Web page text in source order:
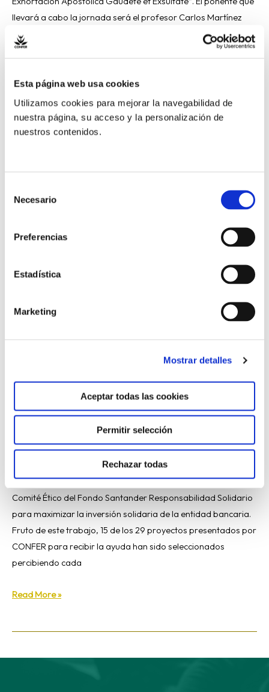
Esta página web usa cookies
Utilizamos cookies para mejorar la navegabilidad de
nuestra página, su acceso y la personalización de
nuestros contenidos.
Necesario
Preferencias
Estadística
Marketing
Mostrar detalles
Aceptar todas las cookies
Permitir selección
Rechazar todas
llevará a cabo la jornada será el profesor Carlos Martínez
Oliveras, Director del Instituto Teológico de Vida
Banco Santander dona
a la CONFER 633.000
euros para 15 proyectos
solidarios
Madrid, 14 de septiembre de 2018 (IVICON).- Desde el año
2016, CONFER ha trabajado conjuntamente con Cáritas y el
Comité Ético del Fondo Santander Responsabilidad Solidario
para maximizar la inversión solidaria de la entidad bancaria.
Fruto de este trabajo, 15 de los 29 proyectos presentados por
CONFER para recibir la ayuda han sido seleccionados
percibiendo cada
Banco
la
633.000
solidarios
Read More »